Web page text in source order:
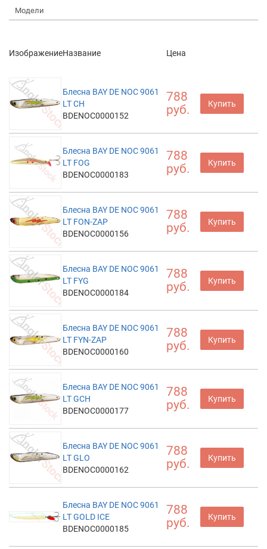
Модели
ИзображениеНазвание Цена
Блесна BAY DE NOC 9061
LT CH
BDENOC0000152
788
руб.
Купить
Блесна BAY DE NOC 9061
LT FOG
BDENOC0000183
788
руб.
Купить
Блесна BAY DE NOC 9061
LT FON-ZAP
BDENOC0000156
788
руб.
Купить
Блесна BAY DE NOC 9061
LT FYG
BDENOC0000184
788
руб.
Купить
Блесна BAY DE NOC 9061
LT FYN-ZAP
BDENOC0000160
788
руб.
Купить
Блесна BAY DE NOC 9061
LT GCH
BDENOC0000177
788
руб.
Купить
Блесна BAY DE NOC 9061
LT GLO
BDENOC0000162
788
руб.
Купить
Блесна BAY DE NOC 9061
LT GOLD ICE
BDENOC0000185
788
руб.
Купить